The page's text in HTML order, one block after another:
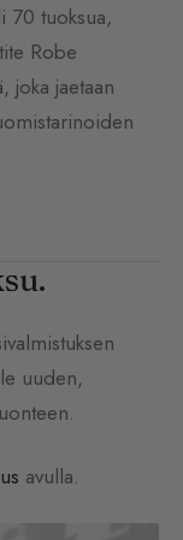
70 tuoksua,
Robe
joka jaetaan
uuden,
avulla.